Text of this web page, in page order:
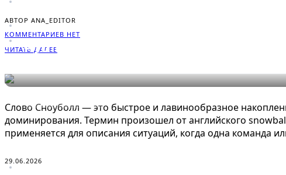
АВТОР ANA_EDITOR
КОММЕНТАРИЕВ НЕТ
ЧИТАТЬ ДАЛЕЕ
Что такое Сноуболл в играх:
Слово Сноуболл — это быстрое и лавинообразное
доминирования. Термин произошел от английского
применяется для описания ситуаций, когда одна команда
29.06.2026